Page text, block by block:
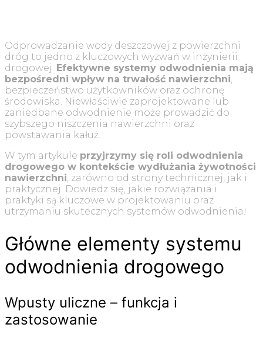
Odprowadzanie wody deszczowej z powierzchni
dróg to jedno z kluczowych wyzwań w inżynierii
drogowej. Efektywne systemy odwodnienia mają
bezpośredni wpływ na trwałość nawierzchni
bezpieczeństwo użytkowników oraz ochronę
środowiska. Niewłaściwie zaprojektowane lub
zaniedbane odwodnienie może prowadzić do
szybszego niszczenia nawierzchni oraz
powstawania kałuż.
W tym artykule przyjrzymy się roli odwodnienia
drogowego w kontekście wydłużania żywotności
nawierzchni , zarówno od strony technicznej, jak i
praktycznej. Dowiedz się, jakie rozwiązania i
praktyki są kluczowe w projektowaniu oraz
utrzymaniu skutecznych systemów odwodnienia!
Główne elementy systemu
odwodnienia drogowego
Wpusty uliczne – funkcja i
zastosowanie